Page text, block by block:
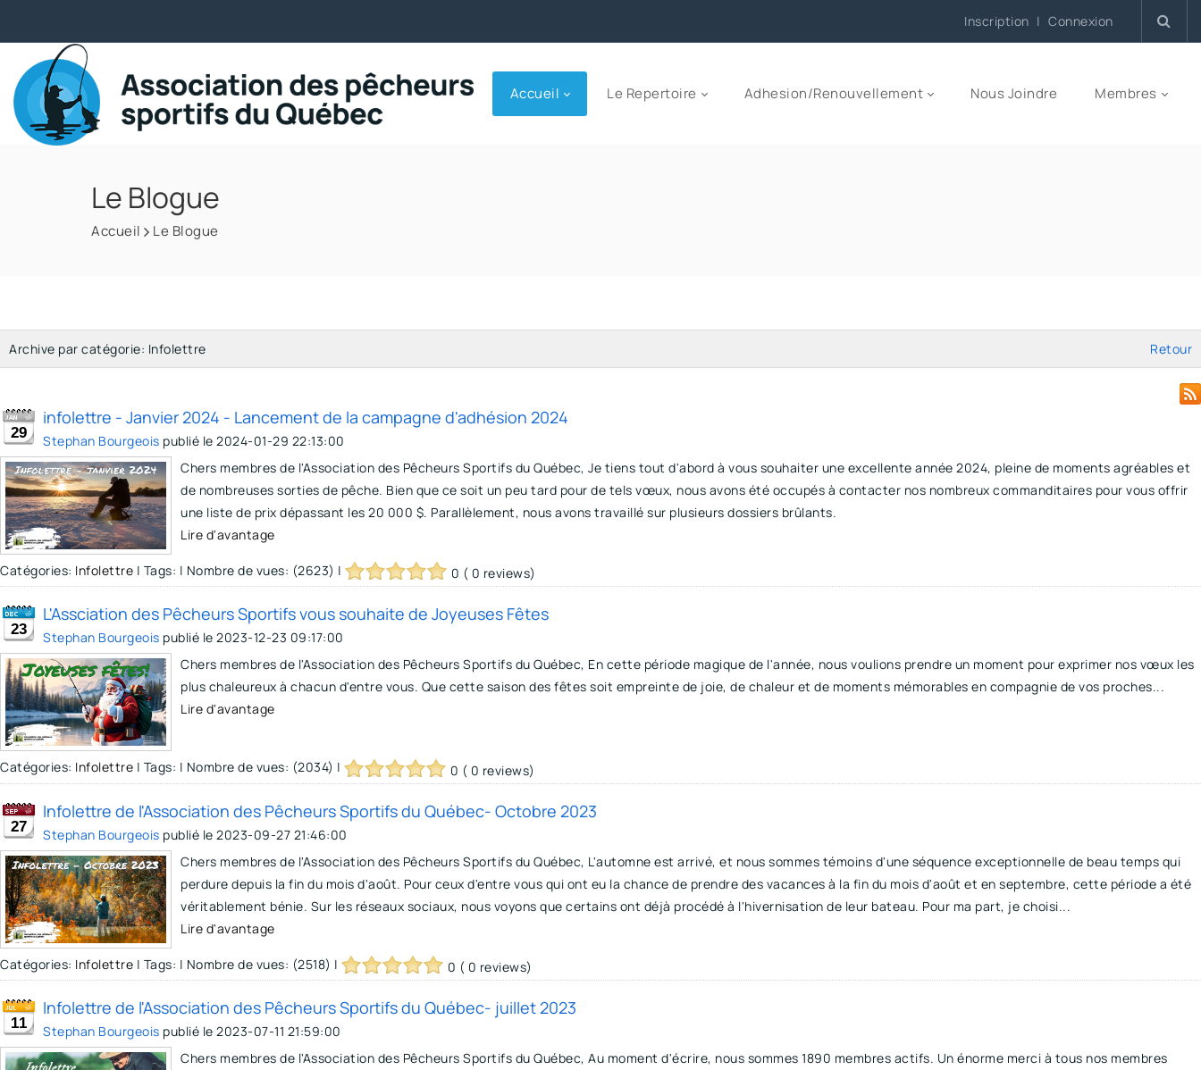
Inscription | Connexion
Accueil Le Repertoire Adhesion/Renouvellement Nous Joindre Membres
Le Blogue
Accueil Le Blogue
Archive par catégorie: Infolettre Retour
29
infolettre - Janvier 2024 - Lancement de la campagne d'adhésion 2024
Stephan Bourgeois publié le 2024-01-29 22:13:00
Chers membres de l'Association des Pêcheurs Sportifs du Québec, Je tiens tout d'abord à vous souhaiter une excellente année 2024, pleine de moments agréables et
de nombreuses sorties de pêche. Bien que ce soit un peu tard pour de tels vœux, nous avons été occupés à contacter nos nombreux commanditaires pour vous offrir
une liste de prix dépassant les 20 000 $. Parallèlement, nous avons travaillé sur plusieurs dossiers brûlants.
Lire d'avantage
Catégories: Infolettre | Tags: | Nombre de vues: (2623) | 0 ( 0 reviews)
23
L'Assciation des Pêcheurs Sportifs vous souhaite de Joyeuses Fêtes
Stephan Bourgeois publié le 2023-12-23 09:17:00
Chers membres de l'Association des Pêcheurs Sportifs du Québec, En cette période magique de l'année, nous voulions prendre un moment pour exprimer nos vœux les
plus chaleureux à chacun d'entre vous. Que cette saison des fêtes soit empreinte de joie, de chaleur et de moments mémorables en compagnie de vos proches...
Lire d'avantage
Catégories: Infolettre | Tags: | Nombre de vues: (2034) | 0 ( 0 reviews)
27
Infolettre de l'Association des Pêcheurs Sportifs du Québec- Octobre 2023
Stephan Bourgeois publié le 2023-09-27 21:46:00
Chers membres de l'Association des Pêcheurs Sportifs du Québec, L'automne est arrivé, et nous sommes témoins d'une séquence exceptionnelle de beau temps qui
perdure depuis la fin du mois d'août. Pour ceux d'entre vous qui ont eu la chance de prendre des vacances à la fin du mois d'août et en septembre, cette période a été
véritablement bénie. Sur les réseaux sociaux, nous voyons que certains ont déjà procédé à l'hivernisation de leur bateau. Pour ma part, je choisi...
Lire d'avantage
Catégories: Infolettre | Tags: | Nombre de vues: (2518) | 0 ( 0 reviews)
11
Infolettre de l'Association des Pêcheurs Sportifs du Québec- juillet 2023
Stephan Bourgeois publié le 2023-07-11 21:59:00
Chers membres de l'Association des Pêcheurs Sportifs du Québec, Au moment d'écrire, nous sommes 1890 membres actifs. Un énorme merci à tous nos membres